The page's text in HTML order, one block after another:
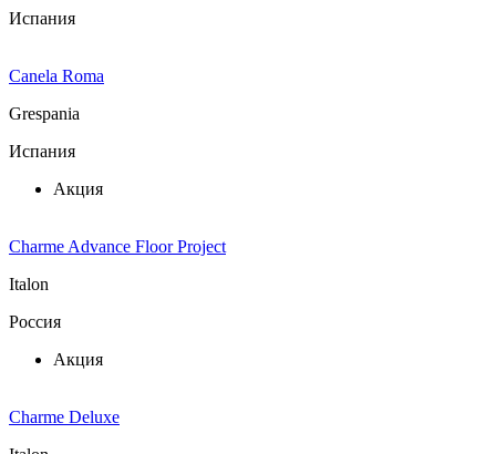
Испания
Canela Roma
Grespania
Испания
Акция
Charme Advance Floor Project
Italon
Россия
Акция
Charme Deluxe